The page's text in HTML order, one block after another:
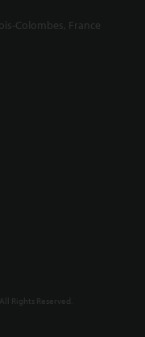
Colombes, France
Rights Reserved.